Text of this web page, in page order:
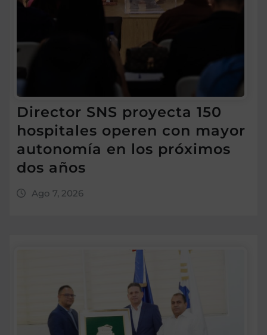
Director SNS proyecta 150
hospitales operen con mayor
autonomía en los próximos
dos años
Ago 7, 2026